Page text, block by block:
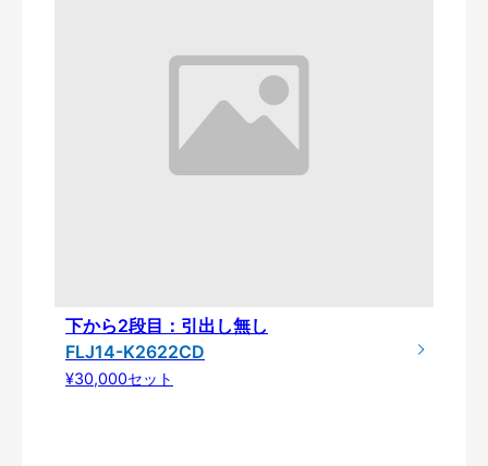
下から2段目：引出し無し
FLJ14-K2622CD
¥30,000セット